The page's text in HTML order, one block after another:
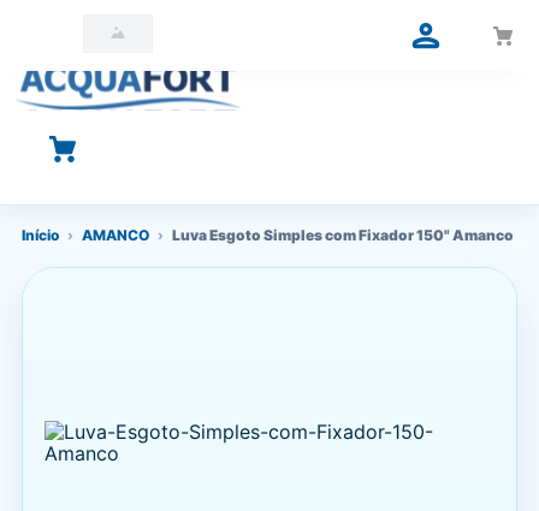
O que você está procurando?
Início › AMANCO › Luva Esgoto Simples com Fixador 150" Amanco